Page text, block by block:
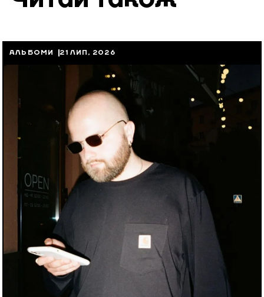
АЛЬБОМИ 21 ЛИП, 2026